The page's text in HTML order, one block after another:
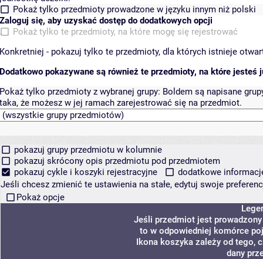
Pokaż tylko przedmioty prowadzone w języku innym niż polski
Zaloguj się, aby uzyskać dostęp do dodatkowych opcji
Pokaż tylko te przedmioty, na które mogę się rejestrować
Konkretniej - pokazuj tylko te przedmioty, dla których istnieje
Dodatkowo pokazywane są również te przedmioty, na które jesteś
Pokaż tylko przedmioty z wybranej grupy: Boldem są napisane
taka, że możesz w jej ramach zarejestrować się na przedmiot.
pokazuj grupy przedmiotu w kolumnie
pokazuj skrócony opis przedmiotu pod przedmiotem
pokazuj cykle i koszyki rejestracyjne
dodatkowe
Jeśli chcesz zmienić te ustawienia na stałe, edytuj swoje
Pokaż opcje
Jeśli przedmiot jest
to w odpowiedniej komórce
Ikona koszyka zależy od tego,
dany